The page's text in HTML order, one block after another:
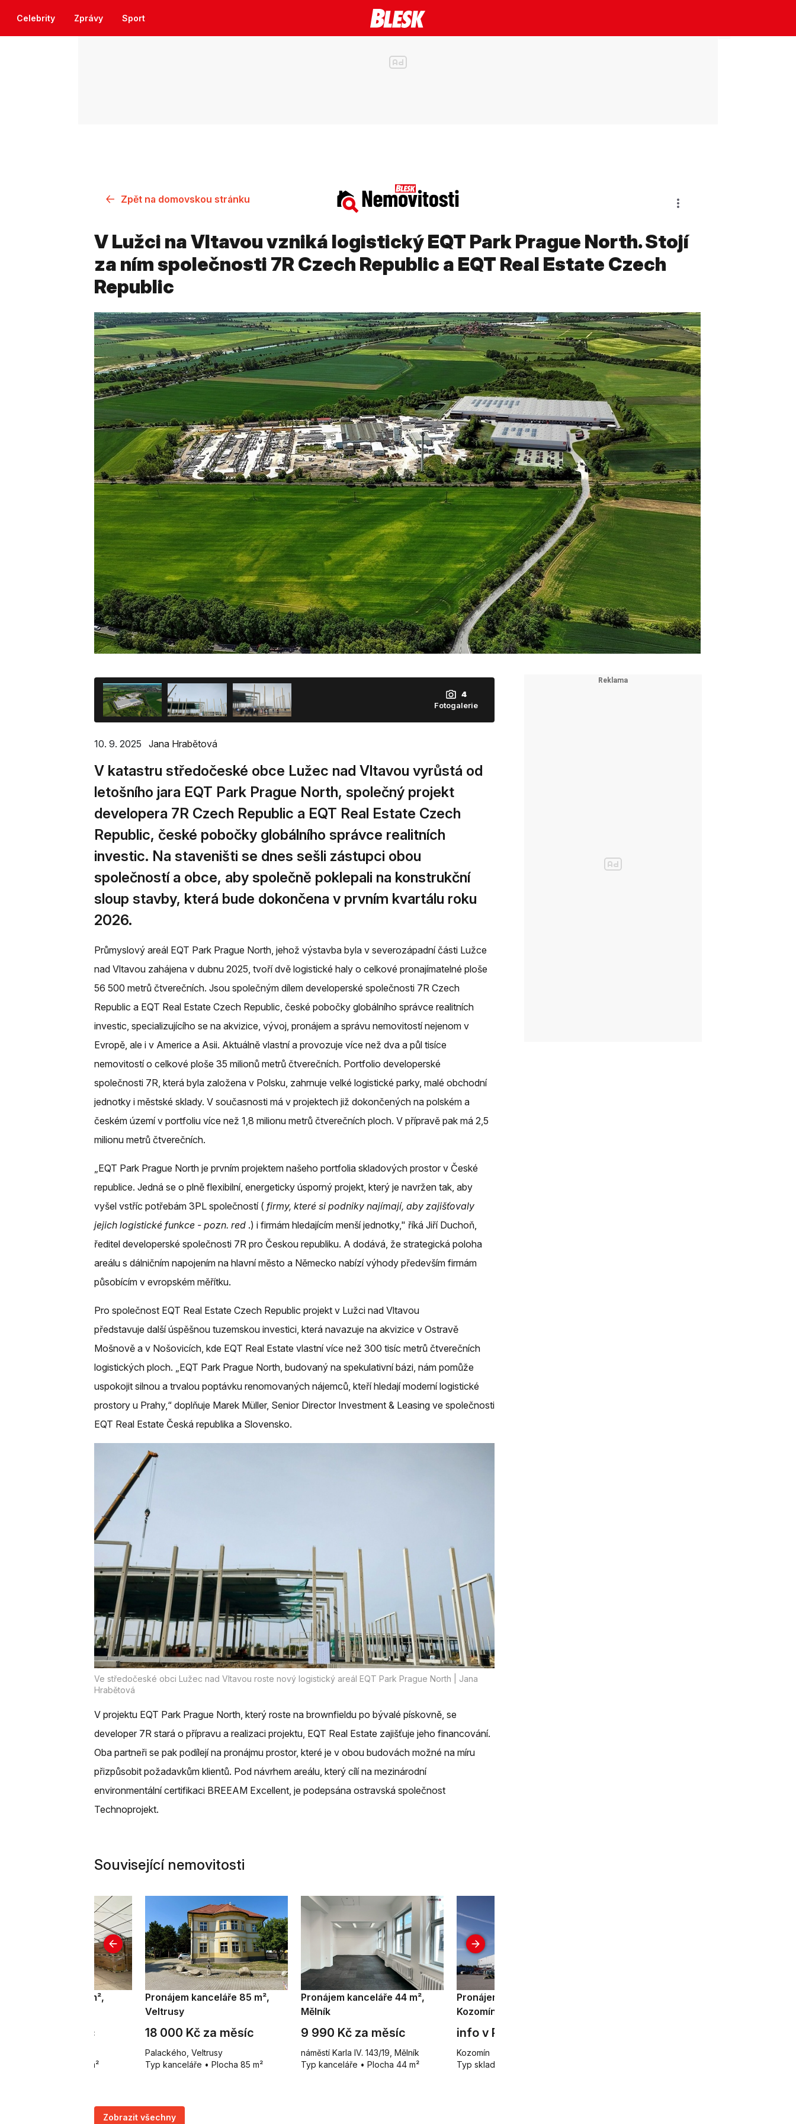
Celebrity Zprávy Sport
Zpět na domovskou stránku
V Lužci na Vltavou vzniká logistický EQT Park Prague North. Stojí
za ním společnosti 7R Czech Republic a EQT Real Estate Czech
Republic
4
Fotogalerie
10. 9. 2025 Jana Hrabětová
V katastru středočeské obce Lužec nad Vltavou vyrůstá od
letošního jara EQT Park Prague North, společný projekt
developera 7R Czech Republic a EQT Real Estate Czech
Republic, české pobočky globálního správce realitních
investic. Na staveništi se dnes sešli zástupci obou
společností a obce, aby společně poklepali na konstrukční
sloup stavby, která bude dokončena v prvním kvartálu roku
2026.
Průmyslový areál EQT Park Prague North, jehož výstavba byla v severozápadní části Lužce
nad Vltavou zahájena v dubnu 2025, tvoří dvě logistické haly o celkové pronajímatelné ploše
56 500 metrů čtverečních. Jsou společným dílem developerské společnosti 7R Czech
Republic a EQT Real Estate Czech Republic, české pobočky globálního správce realitních
investic, specializujícího se na akvizice, vývoj, pronájem a správu nemovitostí nejenom v
Evropě, ale i v Americe a Asii. Aktuálně vlastní a provozuje více než dva a půl tisíce
nemovitostí o celkové ploše 35 milionů metrů čtverečních. Portfolio developerské
společnosti 7R, která byla založena v Polsku, zahrnuje velké logistické parky, malé obchodní
jednotky i městské sklady. V současnosti má v projektech již dokončených na polském a
českém území v portfoliu více než 1,8 milionu metrů čtverečních ploch. V přípravě pak má 2,5
milionu metrů čtverečních.
„EQT Park Prague North je prvním projektem našeho portfolia skladových prostor v České
republice. Jedná se o plně flexibilní, energeticky úsporný projekt, který je navržen tak, aby
vyšel vstříc potřebám 3PL společností ( firmy, které si podniky najímají, aby zajišťovaly
jejich logistické funkce - pozn. red .) i firmám hledajícím menší jednotky," říká Jiří Duchoň,
ředitel developerské společnosti 7R pro Českou republiku. A dodává, že strategická poloha
areálu s dálničním napojením na hlavní město a Německo nabízí výhody především firmám
působícím v evropském měřítku.
Pro společnost EQT Real Estate Czech Republic projekt v Lužci nad Vltavou
představuje další úspěšnou tuzemskou investici, která navazuje na akvizice v Ostravě
Mošnově a v Nošovicích, kde EQT Real Estate vlastní více než 300 tisíc metrů čtverečních
logistických ploch. „EQT Park Prague North, budovaný na spekulativní bázi, nám pomůže
uspokojit silnou a trvalou poptávku renomovaných nájemců, kteří hledají moderní logistické
prostory u Prahy,“ doplňuje Marek Müller, Senior Director Investment & Leasing ve společnosti
EQT Real Estate Česká republika a Slovensko.
Ve středočeské obci Lužec nad Vltavou roste nový logistický areál EQT Park Prague North | Jana
Hrabětová
V projektu EQT Park Prague North, který roste na brownfieldu po bývalé pískovně, se
developer 7R stará o přípravu a realizaci projektu, EQT Real Estate zajišťuje jeho financování.
Oba partneři se pak podílejí na pronájmu prostor, které je v obou budovách možné na míru
přizpůsobit požadavkům klientů. Pod návrhem areálu, který cílí na mezinárodní
environmentální certifikaci BREEAM Excellent, je podepsána ostravská společnost
Technoprojekt.
Související nemovitosti
skladu 875 m²,
Kč za m²/měsíc
sklady • Plocha 875 m²
Pronájem kanceláře 85 m²,
Veltrusy
18 000 Kč za měsíc
Palackého, Veltrusy
Typ kanceláře • Plocha 85 m²
Pronájem kanceláře 44 m²,
Mělník
9 990 Kč za měsíc
náměstí Karla IV. 143/19, Mělník
Typ kanceláře • Plocha 44 m²
Pronájem skladu 2 150 m²,
Kozomín
info v RK
Kozomín
Typ sklady • Plocha 2 150 m²
Zobrazit všechny